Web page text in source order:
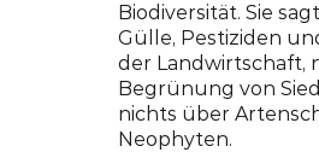
Biodiversität. Sie
Gülle, Pestiziden
der Landwirtschaft,
Begrünung von
nichts über
Neophyten.